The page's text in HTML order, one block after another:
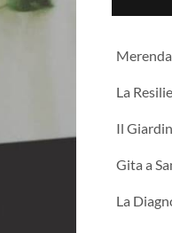
La
Il
Gita a
La